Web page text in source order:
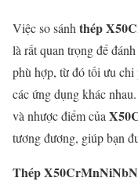
Việc so sánhthép
là rất quan trọng để
phù hợp, từ đó tối ưu
các ứng dụng khác
và nhược điểm của
tương đương, giúp bạn
Thép